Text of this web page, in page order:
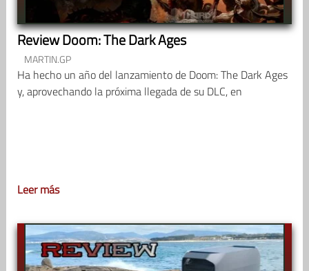
Review Doom: The Dark Ages
MARTIN.GP
Ha hecho un año del lanzamiento de Doom: The Dark Ages
y, aprovechando la próxima llegada de su DLC, en
Leer más